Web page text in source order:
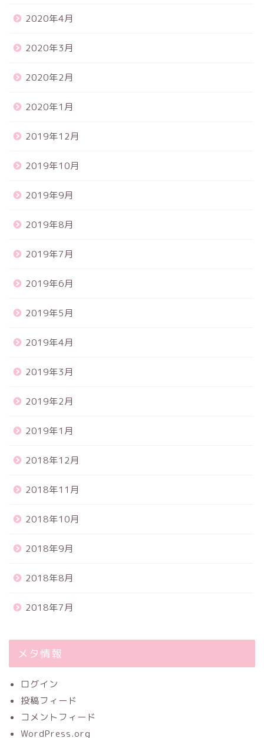
2020年4月
2020年3月
2020年2月
2020年1月
2019年12月
2019年10月
2019年9月
2019年8月
2019年7月
2019年6月
2019年5月
2019年4月
2019年3月
2019年2月
2019年1月
2018年12月
2018年11月
2018年10月
2018年9月
2018年8月
2018年7月
メタ情報
ログイン
投稿フィード
コメントフィード
WordPress.org